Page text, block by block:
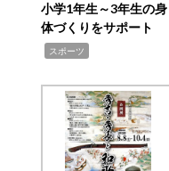
小学1年生～3年生の身
体づくりをサポート
スポーツ